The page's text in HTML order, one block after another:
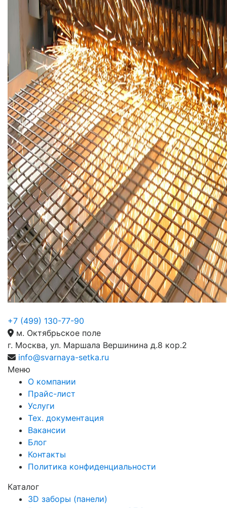
+7 (499) 130-77-90
м. Октябрьское поле
г. Москва, ул. Маршала Вершинина д.8 кор.2
info@svarnaya-setka.ru
Меню
О компании
Прайс-лист
Услуги
Тех. документация
Вакансии
Блог
Контакты
Политика конфиденциальности
Каталог
3D заборы (панели)